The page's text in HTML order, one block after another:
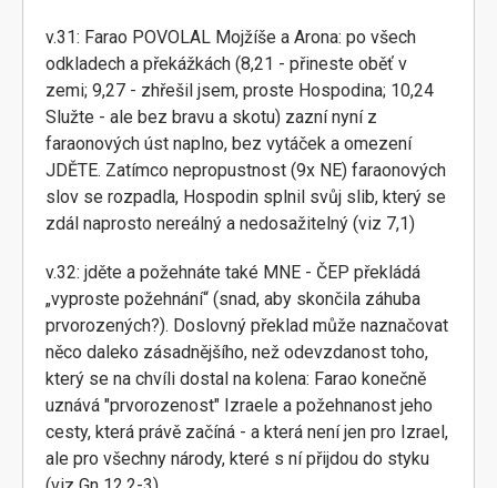
v.31: Farao POVOLAL Mojžíše a Arona: po všech
odkladech a překážkách (8,21 - přineste oběť v
zemi; 9,27 - zhřešil jsem, proste Hospodina; 10,24
Služte - ale bez bravu a skotu) zazní nyní z
faraonových úst naplno, bez vytáček a omezení
JDĚTE. Zatímco nepropustnost (9x NE) faraonových
slov se rozpadla, Hospodin splnil svůj slib, který se
zdál naprosto nereálný a nedosažitelný (viz 7,1)
v.32: jděte a požehnáte také MNE - ČEP překládá
„vyproste požehnání“ (snad, aby skončila záhuba
prvorozených?). Doslovný překlad může naznačovat
něco daleko zásadnějšího, než odevzdanost toho,
který se na chvíli dostal na kolena: Farao konečně
uznává "prvorozenost" Izraele a požehnanost jeho
cesty, která právě začíná - a která není jen pro Izrael,
ale pro všechny národy, které s ní přijdou do styku